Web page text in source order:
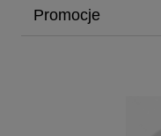
Promocje